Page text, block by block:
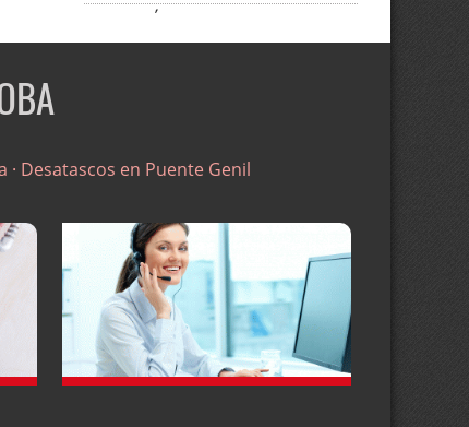
REPARACIÓN DE FUGAS, FILTRACIONES Y
HUMEDADES
LIMPIEZA DE ALJIBES EN CÓRDOBA
ACHIQUES DE AGUA 24 HORAS
DESAGÜES: LIMPIEZA Y DESATASCOS
MANTENIMIENTO DE BAJANTES EN
COMUNIDADES
VÍDEO INSPECCIÓN DE TUBERÍAS EN
· Desatascos en Puente Genil